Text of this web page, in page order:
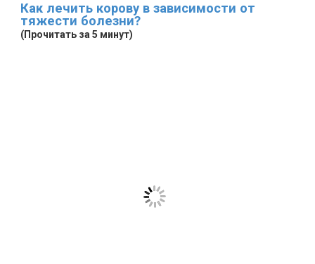
Как лечить корову в зависимости от
тяжести болезни?
(Прочитать за 5 минут)